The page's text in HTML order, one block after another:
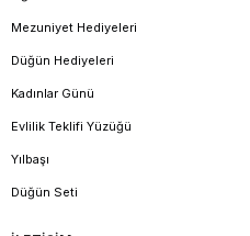
Mezuniyet Hediyeleri
Düğün Hediyeleri
Kadınlar Günü
Evlilik Teklifi Yüzüğü
Yılbaşı
Düğün Seti